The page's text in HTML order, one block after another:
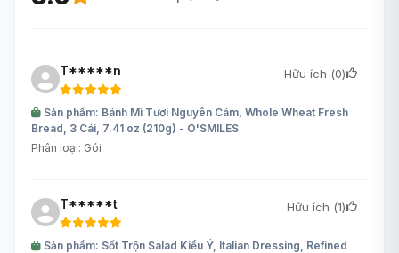
T*****n Hữu ích (0)
Sản phẩm: Bánh Mì Tươi Nguyên Cám, Whole Wheat Fresh
Bread, 3 Cái, 7.41 oz (210g) - O'SMILES
Phân loại: Gói
T*****t Hữu ích (1)
Sản phẩm: Sốt Trộn Salad Kiểu Ý, Italian Dressing, Refined